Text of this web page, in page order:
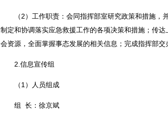
（2）工作职责：会同指挥部室研究政策和措施，
制定和协调落实应急救援工作的各项决策和措施；传
会资源，全面掌握事态发展的相关信息；完成指挥部交
2.信息宣传组
（1）人员组成
组 长：徐京斌